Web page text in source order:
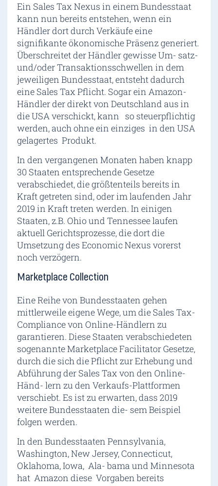
Ein Sales Tax Nexus in einem Bundesstaat
kann nun bereits entstehen, wenn ein
Händler dort durch Verkäufe eine
signifikante ökonomische Präsenz generiert.
Überschreitet der Händler gewisse Um- satz-
und/oder Transaktionsschwellen in dem
jeweiligen Bundesstaat, entsteht dadurch
eine Sales Tax Pflicht. Sogar ein Amazon-
Händler der direkt von Deutschland aus in
die USA verschickt, kann so steuerpflichtig
werden, auch ohne ein einziges in den USA
gelagertes Produkt.
In den vergangenen Monaten haben knapp
30 Staaten entsprechende Gesetze
verabschiedet, die größtenteils bereits in
Kraft getreten sind, oder im laufenden Jahr
2019 in Kraft treten werden. In einigen
Staaten, z.B. Ohio und Tennessee laufen
aktuell Gerichtsprozesse, die dort die
Umsetzung des Economic Nexus vorerst
noch verzögern.
Marketplace Collection
Eine Reihe von Bundesstaaten gehen
mittlerweile eigene Wege, um die Sales Tax-
Compliance von Online-Händlern zu
garantieren. Diese Staaten verabschiedeten
sogenannte Marketplace Facilitator Gesetze,
durch die sich die Pflicht zur Erhebung und
Abführung der Sales Tax von den Online-
Händ- lern zu den Verkaufs-Plattformen
verschiebt. Es ist zu erwarten, dass 2019
weitere Bundesstaaten die- sem Beispiel
folgen werden.
In den Bundesstaaten Pennsylvania,
Washington, New Jersey, Connecticut,
Oklahoma, Iowa, Ala- bama und Minnesota
hat Amazon diese Vorgaben bereits